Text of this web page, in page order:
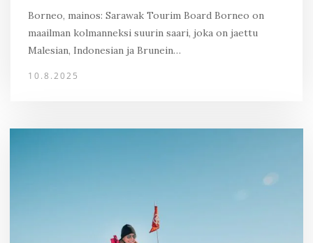
Borneo, mainos: Sarawak Tourim Board Borneo on
maailman kolmanneksi suurin saari, joka on jaettu
Malesian, Indonesian ja Brunein…
10.8.2025